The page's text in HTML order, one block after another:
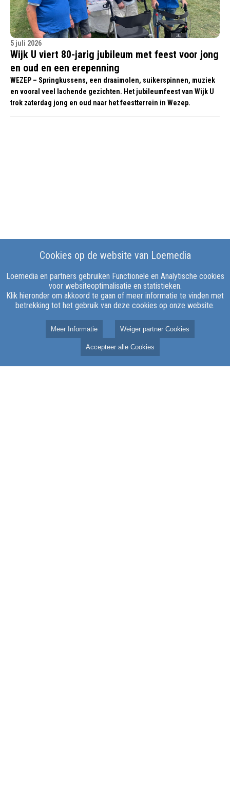
5 juli 2026
Wijk U viert 80-jarig jubileum met feest voor jong
en oud en een erepenning
WEZEP – Springkussens, een draaimolen, suikerspinnen, muziek
en vooral veel lachende gezichten. Het jubileumfeest van Wijk U
trok zaterdag jong en oud naar het feestterrein in Wezep.
Cookies op de website van Loemedia
Loemedia en partners gebruiken Functionele en Analytische cookies
voor websiteoptimalisatie en statistieken.
Klik hieronder om akkoord te gaan of meer informatie te vinden met
betrekking tot het gebruik van deze cookies op onze website.
Meer Informatie Weiger partner Cookies
Accepteer alle Cookies